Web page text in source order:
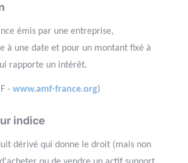
émis par une entreprise,
à une date et pour un montant fixé à
rapporte un intérêt.
- www.amf-france.org)
indice
dérivé qui donne le droit (mais non